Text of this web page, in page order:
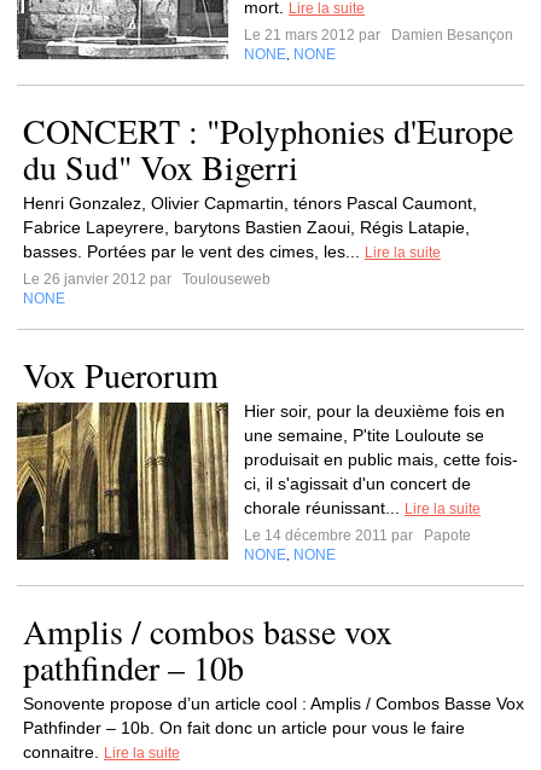
mort.
Lire la suite
Le 21 mars 2012 par
Damien Besançon
NONE NONE
CONCERT : "Polyphonies d'Europe
du Sud" Vox Bigerri
Henri Gonzalez, Olivier Capmartin, ténors Pascal Caumont,
Fabrice Lapeyrere, barytons Bastien Zaoui, Régis Latapie,
basses. Portées par le vent des cimes, les...
Lire la suite
Le 26 janvier 2012 par
Toulouseweb
NONE
Vox Puerorum
Hier soir, pour la deuxième fois en
une semaine, P'tite Louloute se
produisait en public mais, cette fois-
ci, il s'agissait d'un concert de
chorale réunissant...
Lire la suite
Le 14 décembre 2011 par
Papote
NONE NONE
Amplis / combos basse vox
pathfinder – 10b
Sonovente propose d’un article cool : Amplis / Combos Basse Vox
Pathfinder – 10b. On fait donc un article pour vous le faire
connaitre.
Lire la suite